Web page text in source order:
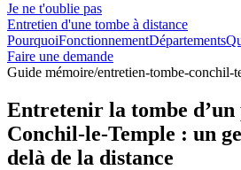
Je ne t'oublie pas
Entretien d'une tombe à distance
PourquoiFonctionnementDépartements
Faire une demande
Guide mémoire/entretien-tombe-conchil-
Entretenir la tombe d’un
Conchil-le-Temple : un
delà de la distance